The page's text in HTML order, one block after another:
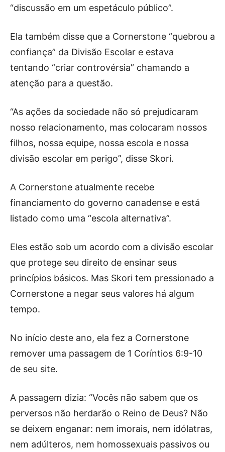
“discussão em um espetáculo público”.
Ela também disse que a Cornerstone “quebrou a
confiança” da Divisão Escolar e estava
tentando “criar controvérsia” chamando a
atenção para a questão.
“As ações da sociedade não só prejudicaram
nosso relacionamento, mas colocaram nossos
filhos, nossa equipe, nossa escola e nossa
divisão escolar em perigo”, disse Skori.
A Cornerstone atualmente recebe
financiamento do governo canadense e está
listado como uma “escola alternativa”.
Eles estão sob um acordo com a divisão escolar
que protege seu direito de ensinar seus
princípios básicos. Mas Skori tem pressionado a
Cornerstone a negar seus valores há algum
tempo.
No início deste ano, ela fez a Cornerstone
remover uma passagem de 1 Coríntios 6:9-10
de seu site.
A passagem dizia: “Vocês não sabem que os
perversos não herdarão o Reino de Deus? Não
se deixem enganar: nem imorais, nem idólatras,
nem adúlteros, nem homossexuais passivos ou